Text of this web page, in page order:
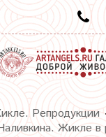
Репродукции
Жикле в